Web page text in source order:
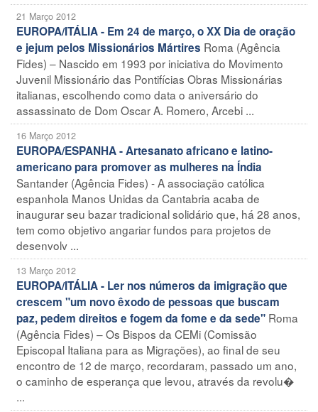
21 Março 2012
EUROPA/ITÁLIA - Em 24 de março, o XX Dia de oração
e jejum pelos Missionários Mártires Roma (Agência
Fides) – Nascido em 1993 por iniciativa do Movimento
Juvenil Missionário das Pontifícias Obras Missionárias
italianas, escolhendo como data o aniversário do
assassinato de Dom Oscar A. Romero, Arcebi ...
16 Março 2012
EUROPA/ESPANHA - Artesanato africano e latino-
americano para promover as mulheres na Índia
Santander (Agência Fides) - A associação católica
espanhola Manos Unidas da Cantabria acaba de
inaugurar seu bazar tradicional solidário que, há 28 anos,
tem como objetivo angariar fundos para projetos de
desenvolv ...
13 Março 2012
EUROPA/ITÁLIA - Ler nos números da imigração que
crescem "um novo êxodo de pessoas que buscam
paz, pedem direitos e fogem da fome e da sede" Roma
(Agência Fides) – Os Bispos da CEMi (Comissão
Episcopal Italiana para as Migrações), ao final de seu
encontro de 12 de março, recordaram, passado um ano,
o caminho de esperança que levou, através da revolu�
...